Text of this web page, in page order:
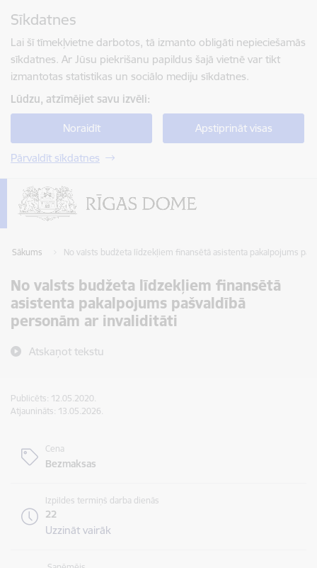
Sīkdatnes
Lai šī tīmekļvietne darbotos, tā izmanto obligāti nepieciešamās
sīkdatnes. Ar Jūsu piekrišanu papildus šajā vietnē var tikt
izmantotas statistikas un sociālo mediju sīkdatnes.
Lūdzu, atzīmējiet savu izvēli:
Noraidīt Apstiprināt visas
Pārvaldīt sīkdatnes
Sākums No valsts budžeta līdzekļiem finansētā asistenta pakalpojums
No valsts budžeta līdzekļiem finansētā
asistenta pakalpojums pašvaldībā
personām ar invaliditāti
Atskaņot tekstu
Publicēts: 12.05.2020.
Atjaunināts: 13.05.2026.
Cena
Bezmaksas
Izpildes termiņš darba dienās
22
Uzzināt vairāk